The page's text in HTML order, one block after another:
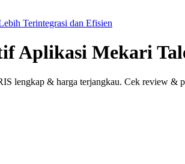
Terintegrasi dan Efisien
Aplikasi Mekari
lengkap & harga terjangkau. Cek review &